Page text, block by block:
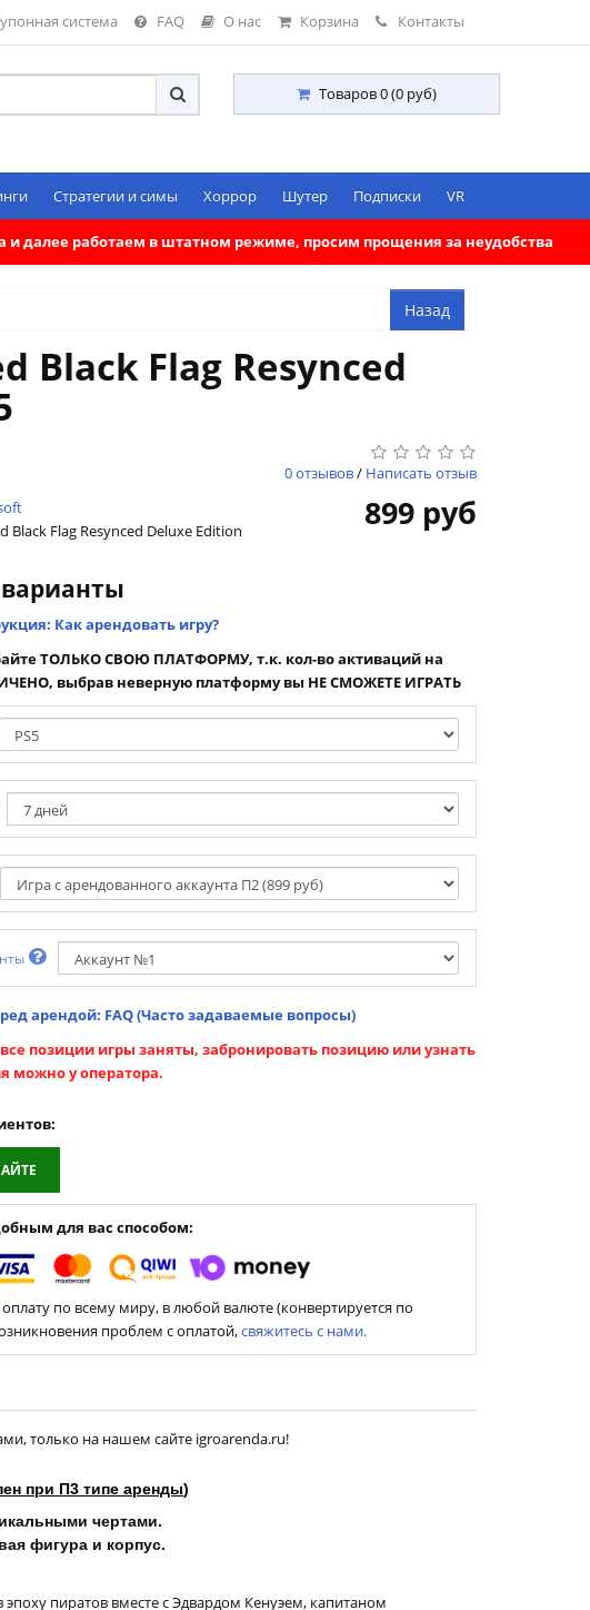
система FAQ О нас Корзина Контакты
Товаров 0 (0 руб)
Стратегии и симы Хоррор Шутер Подписки VR
и далее работаем в штатном режиме, просим прощения за неудобства
Black Flag Resynced
0 отзывов/ Написать отзыв
Black Flag Resynced Deluxe Edition
899 руб
Как арендовать игру?
ТОЛЬКО СВОЮ ПЛАТФОРМУ, т.к. кол-во активаций на
выбрав неверную платформу вы НЕ СМОЖЕТЕ ИГРАТЬ
арендой: FAQ (Часто задаваемые вопросы)
все позиции игры заняты, забронировать позицию или узнать
можно у оператора.
для вас способом:
по всему миру, в любой валюте (конвертируется по
проблем с оплатой,свяжитесь с нами.
только на нашем сайте igroarenda.ru!
при П3 типе аренды)
чертами.
фигура и корпус.
пиратов вместе с Эдвардом Кенуэем, капитаном